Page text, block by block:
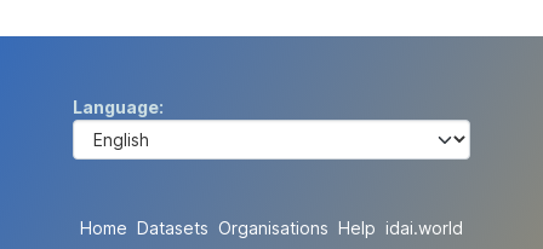
Language
Home Datasets Organisations Help idai.world